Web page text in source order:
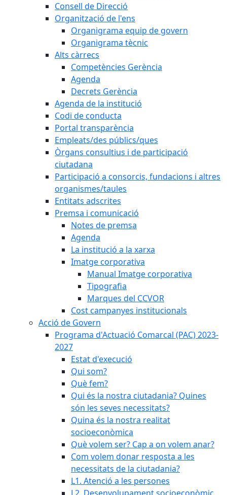
Consell de Direcció
Organització de l'ens
Organigrama equip de govern
Organigrama tècnic
Alts càrrecs
Competències Gerència
Agenda
Decrets Gerència
Agenda de la institució
Codi de conducta
Portal transparència
Empleats/des públics/ques
Òrgans consultius i de participació
ciutadana
Participació a consorcis, fundacions i altres
organismes/taules
Entitats adscrites
Premsa i comunicació
Notes de premsa
Agenda
La institució a la xarxa
Imatge corporativa
Manual Imatge corporativa
Tipografia
Marques del CCVOR
Cost campanyes institucionals
Acció de Govern
Programa d'Actuació Comarcal (PAC) 2023-
2027
Estat d'execució
Qui som?
Què fem?
Qui és la nostra ciutadania? Quines
són les seves necessitats?
Quina és la nostra realitat
socioeconòmica
Què volem ser? Cap a on volem anar?
Com volem donar resposta a les
necessitats de la ciutadania?
L1. Atenció a les persones